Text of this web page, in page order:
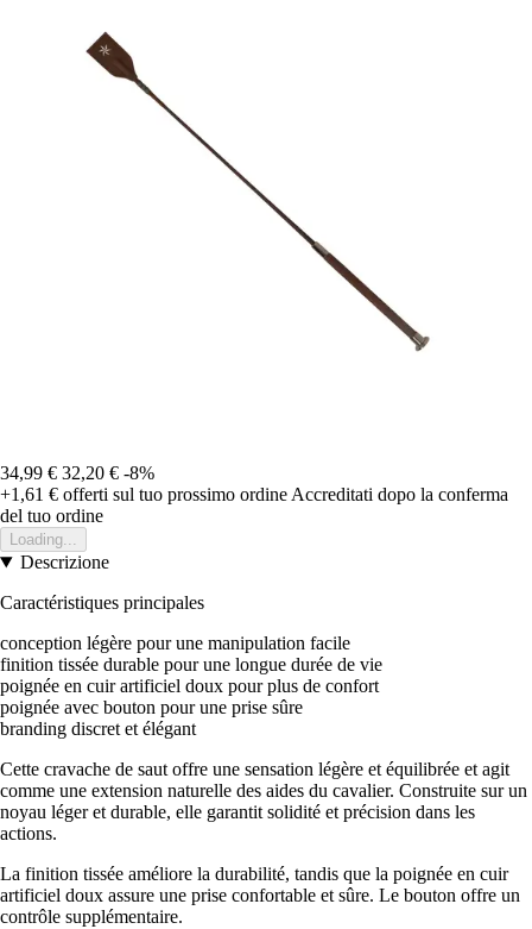
34,99 € 32,20 € -8%
+1,61 € offerti sul tuo prossimo ordine Accreditati dopo la conferma
del tuo ordine
Loading...
Descrizione
Caractéristiques principales
conception légère pour une manipulation facile
finition tissée durable pour une longue durée de vie
poignée en cuir artificiel doux pour plus de confort
poignée avec bouton pour une prise sûre
branding discret et élégant
Cette cravache de saut offre une sensation légère et équilibrée et agit
comme une extension naturelle des aides du cavalier. Construite sur un
noyau léger et durable, elle garantit solidité et précision dans les
actions.
La finition tissée améliore la durabilité, tandis que la poignée en cuir
artificiel doux assure une prise confortable et sûre. Le bouton offre un
contrôle supplémentaire.